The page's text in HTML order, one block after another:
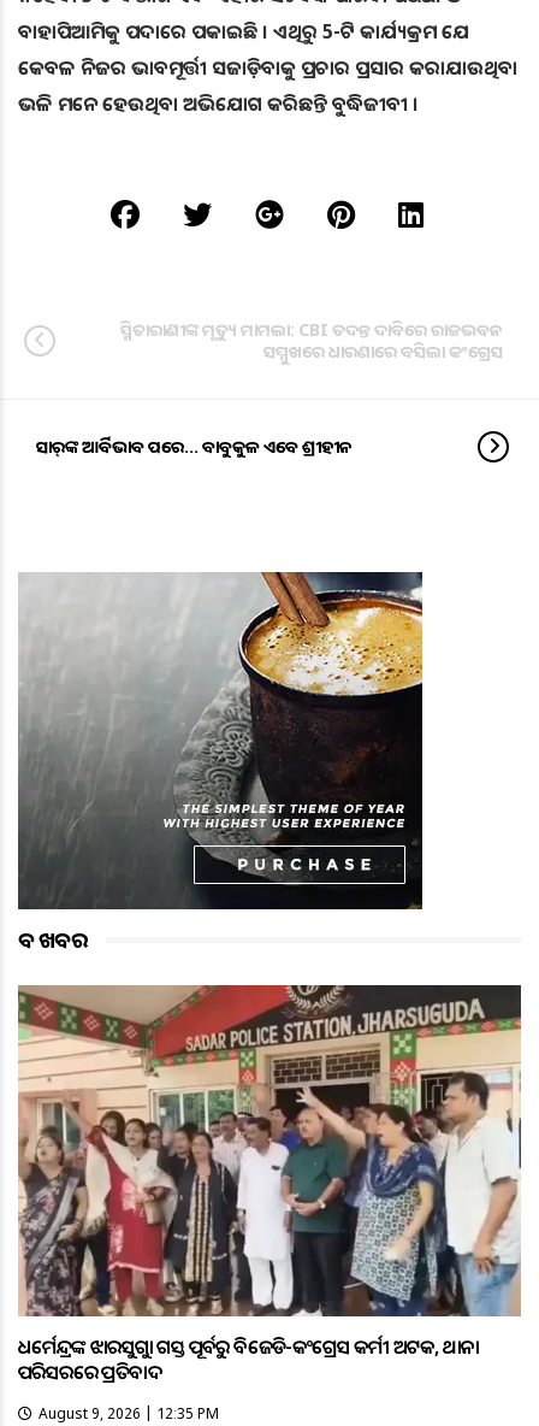
ବାହାପିଆମିକୁ ପଦାରେ ପକାଇଛି । ଏଥିରୁ 5-ଟି କାର୍ଯ୍ୟକ୍ରମ ଯେ
କେବଳ ନିଜର ଭାବମୂର୍ତ୍ତୀ ସଜାଡ଼ିବାକୁ ପ୍ରଚାର ପ୍ରସାର କରାଯାଉଥିବା
ଭଳି ମନେ ହେଉଥିବା ଅଭିଯୋଗ କରିଛନ୍ତି ବୁଦ୍ଧିଜୀବୀ ।
ସ୍ମିତାରାଣୀଙ୍କ ମୃତ୍ୟୁ ମାମଲା: CBI ତଦନ୍ତ ଦାବିରେ ରାଜଭବନ
ସମ୍ମୁଖରେ ଧାରଣାରେ ବସିଲା କଂଗ୍ରେସ
ସାର୍‌ଙ୍କ ଆର୍ବିଭାବ ପରେ… ବାବୁକୁଳ ଏବେ ଶ୍ରୀହୀନ
ବଡ ଖବର
ଧର୍ମେନ୍ଦ୍ରଙ୍କ ଝାରସୁଗୁଡ଼ା ଗସ୍ତ ପୂର୍ବରୁ ବିଜେଡି-କଂଗ୍ରେସ କର୍ମୀ ଅଟକ, ଥାନା
ପରିସରରେ ପ୍ରତିବାଦ
August 9, 2026 | 12:35 PM